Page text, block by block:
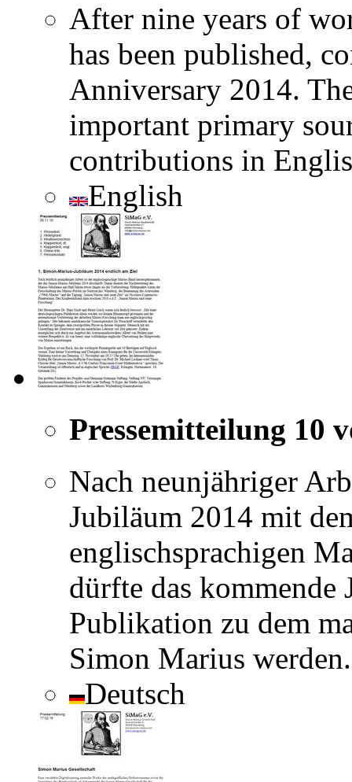
After nine years of
has been published,
Anniversary 2014.
important primary
contributions in
English
Pressemitteilung 10
Nach neunjähriger
Jubiläum 2014 mit
englischsprachigen
dürfte das kommende
Publikation zu dem
Simon Marius werden.
Deutsch